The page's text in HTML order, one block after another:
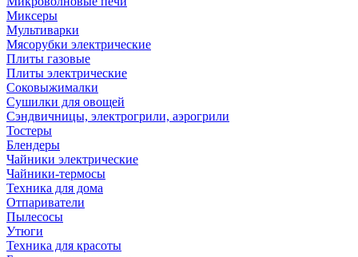
Миксеры
Мультиварки
Мясорубки электрические
Плиты газовые
Плиты электрические
Соковыжималки
Сушилки для овощей
Сэндвичницы, электрогрили, аэрогрили
Тостеры
Блендеры
Чайники электрические
Чайники-термосы
Техника для дома
Отпариватели
Пылесосы
Утюги
Техника для красоты